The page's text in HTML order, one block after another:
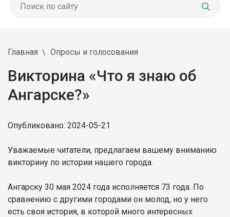
Главная Опросы и голосования
Викторина «Что я знаю об
Ангарске?»
Опубликовано: 2024-05-21
Уважаемые читатели, предлагаем вашему вниманию
викторину по истории нашего города.
Ангарску 30 мая 2024 года исполняется 73 года. По
сравнению с другими городами он молод, но у него
есть своя история, в которой много интересных